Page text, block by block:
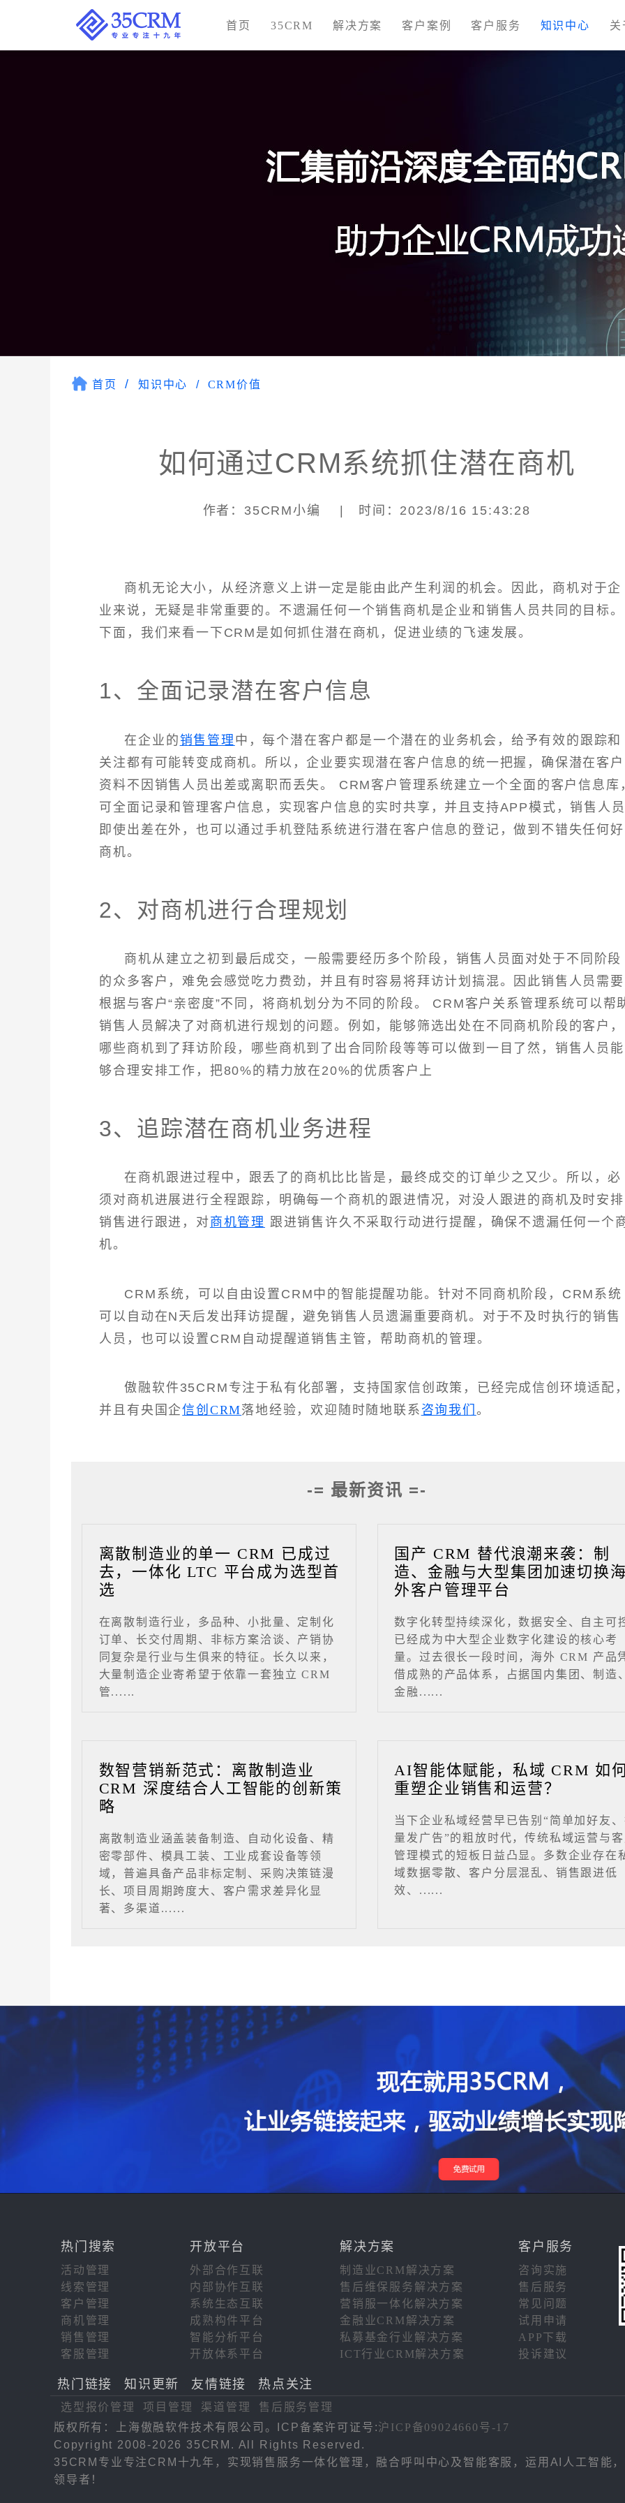
首页 35CRM 解决方案 客户案例 客户服务 知识中心 关
首页 知识中心 CRM价值
如何通过CRM系统抓住潜在商机
作者：35CRM小编 | 时间：2023/8/16 15:43:28
商机无论大小，从经济意义上讲一定是能由此产生利润的机会。因此，商机对于企
业来说，无疑是非常重要的。不遗漏任何一个销售商机是企业和销售人员共同的目标。
下面，我们来看一下CRM是如何抓住潜在商机，促进业绩的飞速发展。
1、全面记录潜在客户信息
在企业的销售管理 中，每个潜在客户都是一个潜在的业务机会，给予有效的跟踪和
关注都有可能转变成商机。所以，企业要实现潜在客户信息的统一把握，确保潜在客户
资料不因销售人员出差或离职而丢失。 CRM客户管理系统建立一个全面的客户信息库
可全面记录和管理客户信息，实现客户信息的实时共享，并且支持APP模式，销售人员
即使出差在外，也可以通过手机登陆系统进行潜在客户信息的登记，做到不错失任何好
商机。
2、对商机进行合理规划
商机从建立之初到最后成交，一般需要经历多个阶段，销售人员面对处于不同阶段
的众多客户，难免会感觉吃力费劲，并且有时容易将拜访计划搞混。因此销售人员需要
根据与客户“亲密度”不同，将商机划分为不同的阶段。 CRM客户关系管理系统可以帮
销售人员解决了对商机进行规划的问题。例如，能够筛选出处在不同商机阶段的客户，
哪些商机到了拜访阶段，哪些商机到了出合同阶段等等可以做到一目了然，销售人员能
够合理安排工作，把80%的精力放在20%的优质客户上
3、追踪潜在商机业务进程
在商机跟进过程中，跟丢了的商机比比皆是，最终成交的订单少之又少。所以，必
须对商机进展进行全程跟踪，明确每一个商机的跟进情况，对没人跟进的商机及时安排
销售进行跟进，对商机管理 跟进销售许久不采取行动进行提醒，确保不遗漏任何一个
机。
CRM系统，可以自由设置CRM中的智能提醒功能。针对不同商机阶段，CRM系统
可以自动在N天后发出拜访提醒，避免销售人员遗漏重要商机。对于不及时执行的销售
人员，也可以设置CRM自动提醒道销售主管，帮助商机的管理。
傲融软件35CRM专注于私有化部署，支持国家信创政策，已经完成信创环境适配
并且有央国企信创CRM落地经验，欢迎随时随地联系 咨询我们 。
-= 最新资讯 =-
离散制造业的单一 CRM 已成过
去，一体化 LTC 平台成为选型首
选
在离散制造行业，多品种、小批量、定制化
订单、长交付周期、非标方案洽谈、产销协
同复杂是行业与生俱来的特征。长久以来，
大量制造企业寄希望于依靠一套独立 CRM
管......
国产 CRM 替代浪潮来袭：制
造、金融与大型集团加速切换
外客户管理平台
数字化转型持续深化，数据安全、自主可
已经成为中大型企业数字化建设的核心考
量。过去很长一段时间，海外 CRM 产品
借成熟的产品体系，占据国内集团、制造
金融......
数智营销新范式：离散制造业
CRM 深度结合人工智能的创新策
略
离散制造业涵盖装备制造、自动化设备、精
密零部件、模具工装、工业成套设备等领
域，普遍具备产品非标定制、采购决策链漫
长、项目周期跨度大、客户需求差异化显
著、多渠道......
AI智能体赋能，私域 CRM 如
重塑企业销售和运营？
当下企业私域经营早已告别“简单加好友
量发广告”的粗放时代，传统私域运营与
管理模式的短板日益凸显。多数企业存在
域数据零散、客户分层混乱、销售跟进低
效、......
热门搜索 开放平台
活动管理
外部合作互联
线索管理
内部协作互联
客户管理
系统生态互联
商机管理
成熟构件平台
销售管理
智能分析平台
客服管理
开放体系平台
解决方案 客户服务
制造业CRM解决方案
咨询实施
售后维保服务解决方案
售后服务
营销服一体化解决方案
常见问题
金融业CRM解决方案
试用申请
私募基金行业解决方案
APP下载
ICT行业CRM解决方案
投诉建议
热门链接 知识更新 友情链接 热点关注
选型报价管理 项目管理 渠道管理
售后服务管理
版权所有：上海傲融软件技术有限公司。ICP备案许可证号:沪ICP备09024660号-17
Copyright 2008-2026 35CRM. All Rights Reserved.
35CRM专业专注CRM十九年，实现销售服务一体化管理，融合呼叫中心及智能客服，运用AI人工智能
领导者！